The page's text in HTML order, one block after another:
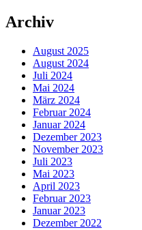
Archiv
August 2025
August 2024
Juli 2024
Mai 2024
März 2024
Februar 2024
Januar 2024
Dezember 2023
November 2023
Juli 2023
Mai 2023
April 2023
Februar 2023
Januar 2023
Dezember 2022